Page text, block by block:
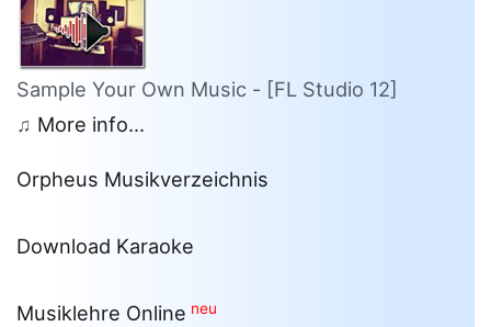
Sample Your Own Music - [FL Studio 12]
♫ More info...
Orpheus Musikverzeichnis
Download Karaoke
Musiklehre Online neu